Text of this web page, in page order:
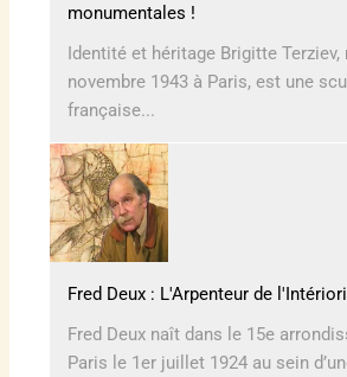
monumentales !
Identité et héritage Brigitte Terziev,
novembre 1943 à Paris, est une
française...
Fred Deux : L'Arpenteur de
Fred Deux naît dans le 15e
Paris le 1er juillet 1924 au sein